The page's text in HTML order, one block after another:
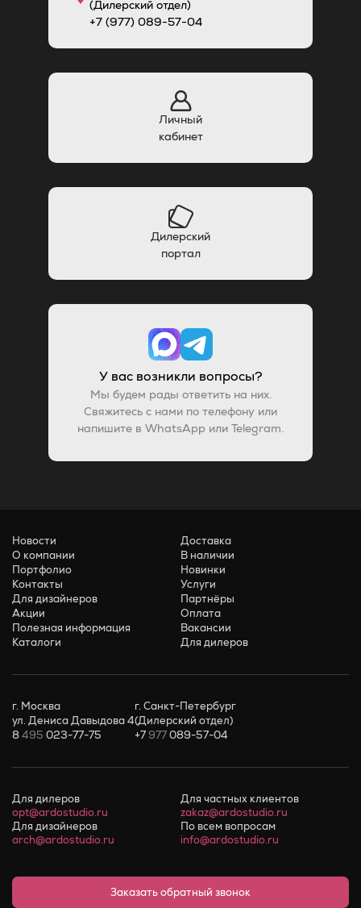
(Дилерский отдел)
+7 (977) 089-57-04
Личный
кабинет
Дилерский
портал
У вас возникли вопросы?
Мы будем рады ответить на них.
Свяжитесь с нами по телефону или
напишите в WhatsApp или Telegram.
Новости
О компании
Портфолио
Контакты
Для дизайнеров
Акции
Полезная информация
Каталоги
Доставка
В наличии
Новинки
Услуги
Партнёры
Оплата
Вакансии
Для дилеров
г. Москва
ул. Дениса Давыдова 4
8495 023-77-75
г. Санкт-Петербург
(Дилерский отдел)
+7977089-57-04
Для дилеров
opt@ardostudio.ru
Для частных клиентов
zakaz@ardostudio.ru
Для дизайнеров
arch@ardostudio.ru
По всем вопросам
info@ardostudio.ru
Заказать обратный звонок